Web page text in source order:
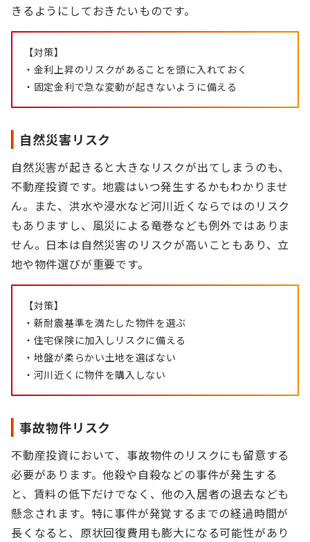
きるようにしておきたいものです。
【対策】
・金利上昇のリスクがあることを頭に入れておく
・固定金利で急な変動が起きないように備える
自然災害リスク
自然災害が起きると大きなリスクが出てしまうのも、
不動産投資です。地震はいつ発生するかもわかりませ
ん。また、洪水や浸水など河川近くならではのリスク
もありますし、風災による竜巻なども例外ではありま
せん。日本は自然災害のリスクが高いこともあり、立
地や物件選びが重要です。
【対策】
・新耐震基準を満たした物件を選ぶ
・住宅保険に加入しリスクに備える
・地盤が柔らかい土地を選ばない
・河川近くに物件を購入しない
事故物件リスク
不動産投資において、事故物件のリスクにも留意する
必要があります。他殺や自殺などの事件が発生する
と、賃料の低下だけでなく、他の入居者の退去なども
懸念されます。特に事件が発覚するまでの経過時間が
長くなると、原状回復費用も膨大になる可能性があり